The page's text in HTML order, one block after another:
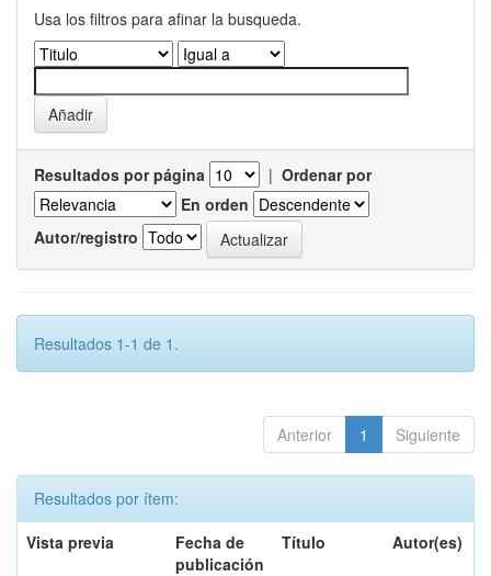
Usa los filtros para afinar la busqueda.
Resultados por página | Ordenar por
En orden
Autor/registro
Resultados 1-1 de 1.
Anterior 1 Siguiente
Resultados por ítem:
Vista previa
Fecha de
publicación
Título Autor(es)